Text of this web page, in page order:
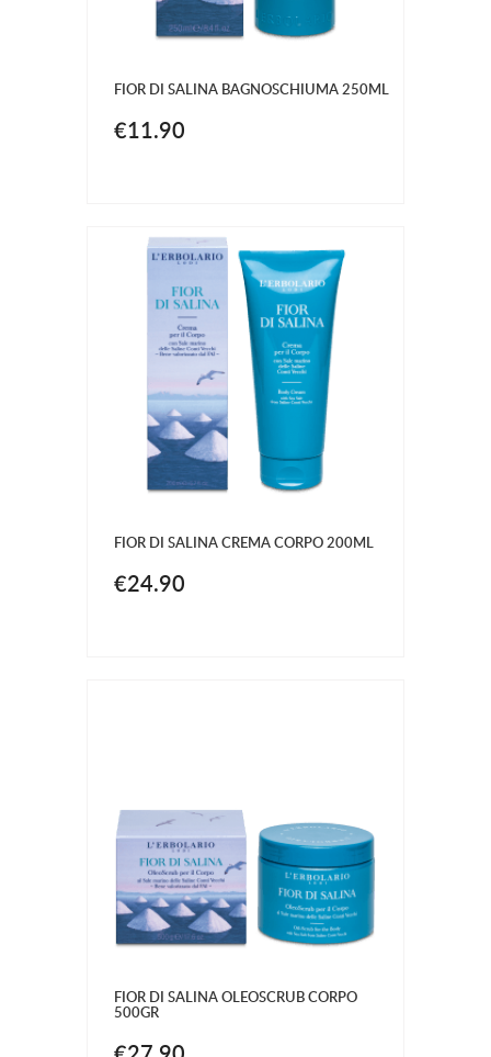
FIOR DI SALINA BAGNOSCHIUMA 250ML
€11.90
FIOR DI SALINA CREMA CORPO 200ML
€24.90
FIOR DI SALINA OLEOSCRUB CORPO
500GR